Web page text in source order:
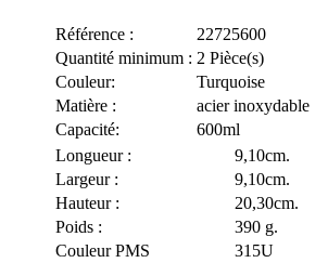
Référence :
22725600
Quantité minimum : 2 Pièce(s)
Couleur:
Turquoise
Matière :
acier inoxydable
Capacité:
600ml
Longueur :
9,10cm.
Largeur :
9,10cm.
Hauteur :
20,30cm.
Poids :
390 g.
Couleur PMS
315U